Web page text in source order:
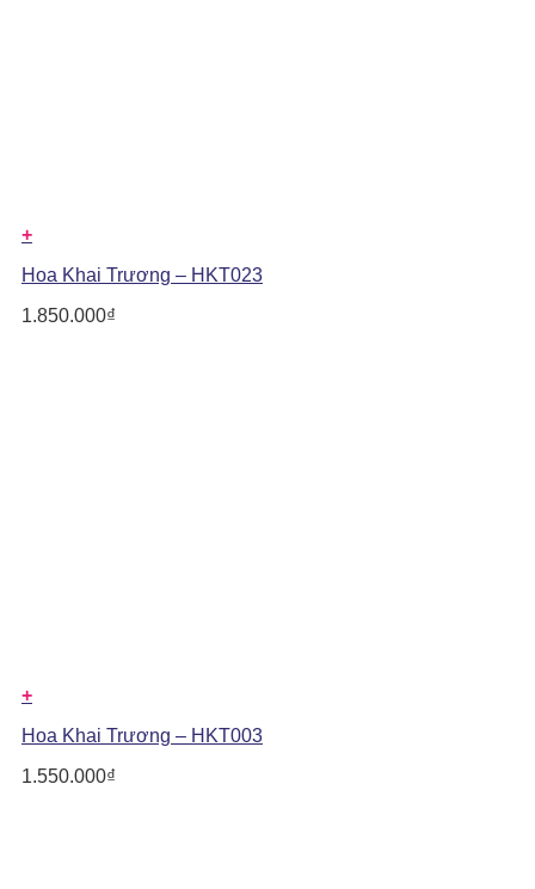
+
Hoa Khai Trương – HKT023
1.850.000₫
+
Hoa Khai Trương – HKT003
1.550.000₫